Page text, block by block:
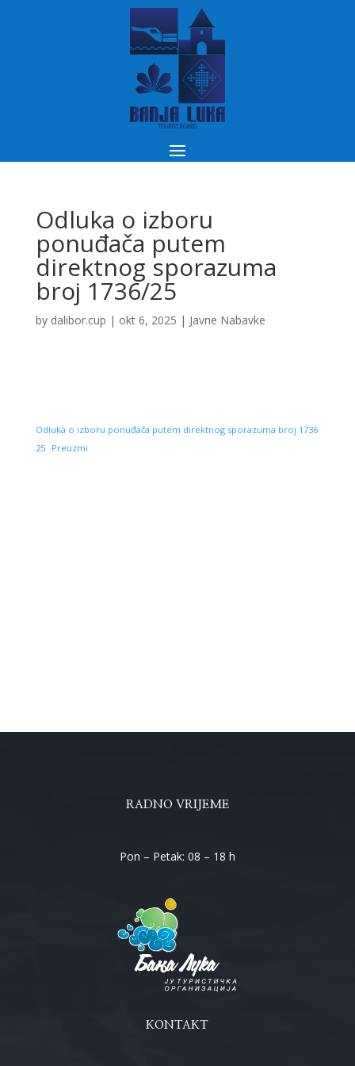
Odluka o izboru
ponuđača putem
direktnog sporazuma
broj 1736/25
by dalibor.cup | okt 6, 2025 | Javne Nabavke
Odluka o izboru ponuđača putem direktnog sporazuma broj 1736
25
Preuzmi
RADNO VRIJEME
Pon – Petak: 08 – 18 h
KONTAKT